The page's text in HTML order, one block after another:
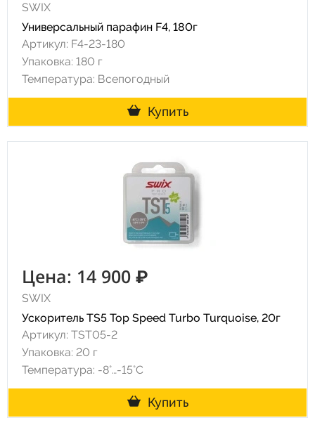
SWIX
Универсальный парафин F4, 180г
Артикул: F4-23-180
Упаковка: 180 г
Температура: Всепогодный
Купить
Цена: 14 900 ₽
SWIX
Ускоритель TS5 Top Speed Turbo Turquoise, 20г
Артикул: TST05-2
Упаковка: 20 г
Температура: -8°…-15°C
Купить